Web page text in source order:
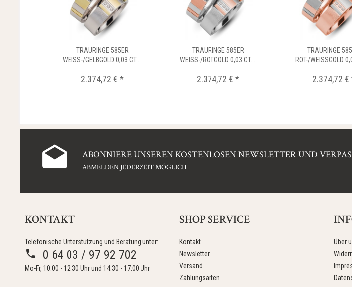
TRAURINGE 585ER
WEISS-/GELBGOLD 0,03 CT....
2.374,72 € *
TRAURINGE 585ER
WEISS-/ROTGOLD 0,03 CT....
2.374,72 € *
TRAURINGE
ROT-/WEISSGOLD
2.374,72 €
ABONNIERE UNSEREN KOSTENLOSEN NEWSLETTER UND
ABMELDEN JEDERZEIT MÖGLICH
KONTAKT
Telefonische Unterstützung und Beratung unter:
0 64 03 / 97 92 702
Mo-Fr, 10:00 - 12:30 Uhr und 14:30 - 17:00 Uhr
SHOP SERVICE
Kontakt
Newsletter
Versand
Zahlungsarten
Über